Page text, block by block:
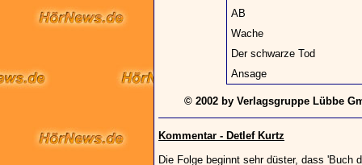
AB
Wache
Der schwarze Tod
Ansage
© 2002 by Verlagsgruppe Lübbe
Kommentar - Detlef Kurtz
Die Folge beginnt sehr düster, dass 'Buch